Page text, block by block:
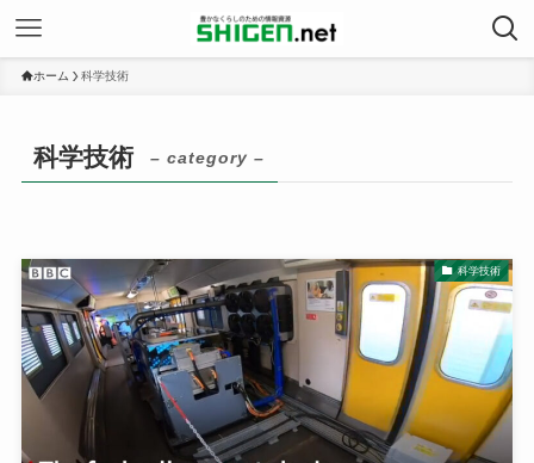
ホーム 科学技術
科学技術 – category –
科学技術